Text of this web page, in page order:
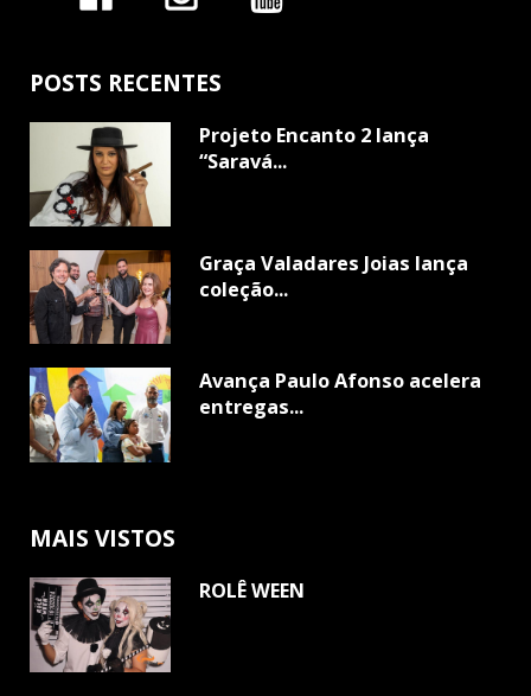
POSTS RECENTES
Projeto Encanto 2 lança
“Saravá...
Graça Valadares Joias lança
coleção...
Avança Paulo Afonso acelera
entregas...
MAIS VISTOS
ROLÊ WEEN